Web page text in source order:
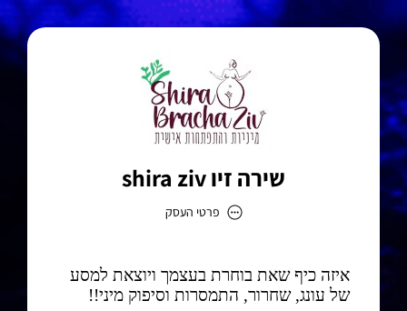
שירה זיו shira ziv
פרטי העסק
כתובת